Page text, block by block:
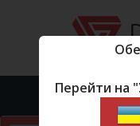
Перейти на